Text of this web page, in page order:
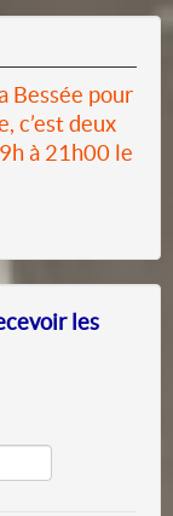
Bessée pour
c’est deux
à 21h00 le
les